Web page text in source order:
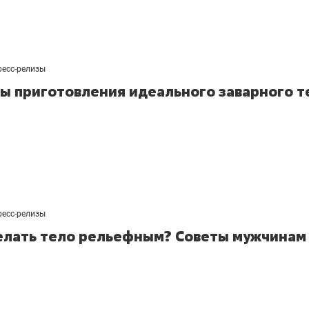
релизы
приготовления идеального заварного
релизы
тело рельефным? Советы мужчинам
25 лучших